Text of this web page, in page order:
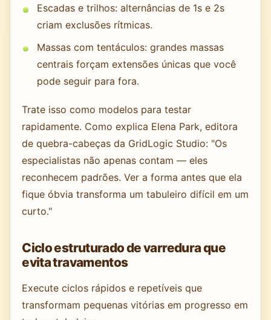
Escadas e trilhos: alternâncias de 1s e 2s
criam exclusões rítmicas.
Massas com tentáculos: grandes massas
centrais forçam extensões únicas que você
pode seguir para fora.
Trate isso como modelos para testar
rapidamente. Como explica Elena Park, editora
de quebra-cabeças da GridLogic Studio: "Os
especialistas não apenas contam — eles
reconhecem padrões. Ver a forma antes que ela
fique óbvia transforma um tabuleiro difícil em um
curto."
Ciclo estruturado de varredura que
evita travamentos
Execute ciclos rápidos e repetíveis que
transformam pequenas vitórias em progresso em